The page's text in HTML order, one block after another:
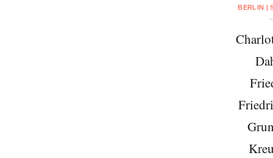
BERLIN |